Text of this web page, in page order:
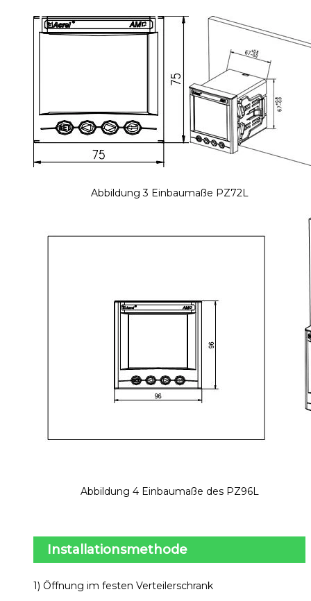
Abbildung 3 Einbaumaße PZ72L
Abbildung 4 Einbaumaße des PZ96L
Installationsmethode
1) Öffnung im festen Verteilerschrank